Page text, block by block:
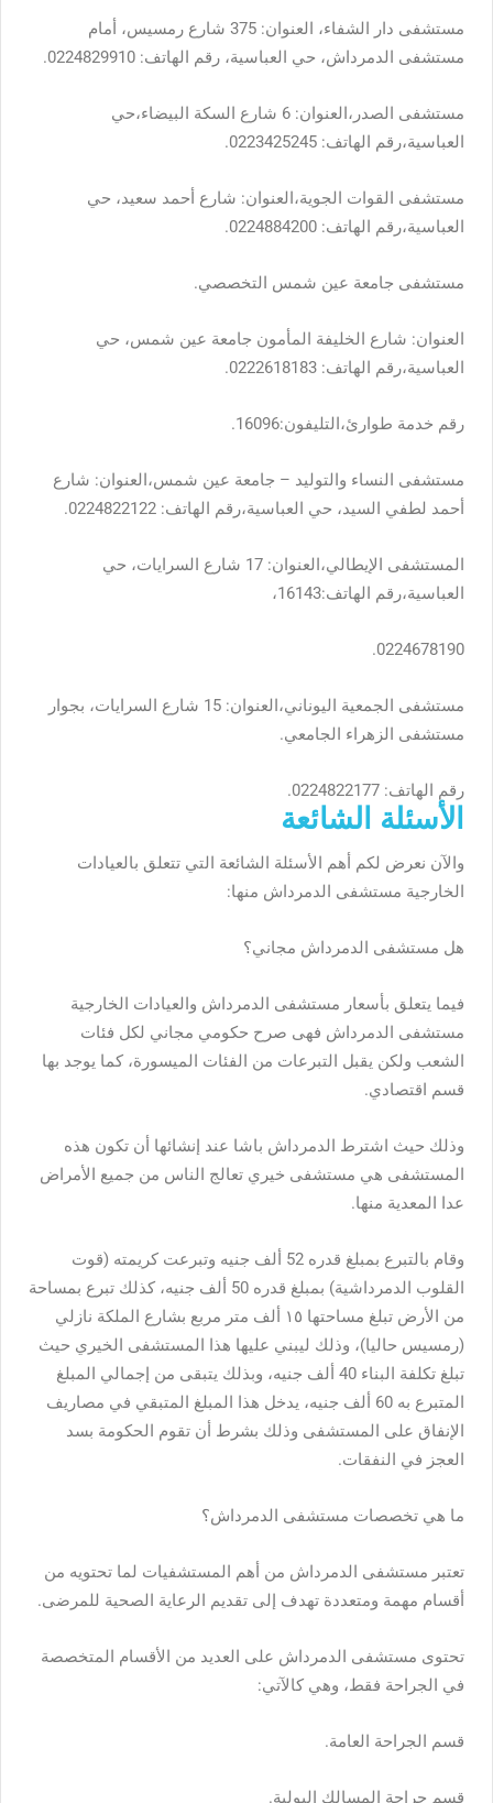
مستشفى دار الشفاء، العنوان: 375 شارع رمسيس، أمام
مستشفى الدمرداش، حي العباسية، رقم الهاتف: 0224829910.
مستشفى الصدر،العنوان: 6 شارع السكة البيضاء،حي
العباسية،رقم الهاتف: 0223425245.
مستشفى القوات الجوية،العنوان: شارع أحمد سعيد، حي
العباسية،رقم الهاتف: 0224884200.
مستشفى جامعة عين شمس التخصصي.
العنوان: شارع الخليفة المأمون جامعة عين شمس، حي
العباسية،رقم الهاتف: 0222618183.
رقم خدمة طوارئ،التليفون:16096.
مستشفى النساء والتوليد – جامعة عين شمس،العنوان: شارع
أحمد لطفي السيد، حي العباسية،رقم الهاتف: 0224822122.
المستشفى الإيطالي،العنوان: 17 شارع السرايات، حي
العباسية،رقم الهاتف:16143،
0224678190.
مستشفى الجمعية اليوناني،العنوان: 15 شارع السرايات، بجوار
مستشفى الزهراء الجامعي.
رقم الهاتف: 0224822177.
الأسئلة الشائعة
والآن نعرض لكم أهم الأسئلة الشائعة التي تتعلق بالعيادات
الخارجية مستشفى الدمرداش منها:
هل مستشفى الدمرداش مجاني؟
فيما يتعلق بأسعار مستشفى الدمرداش والعيادات الخارجية
مستشفى الدمرداش فهى صرح حكومي مجاني لكل فئات
الشعب ولكن يقبل التبرعات من الفئات الميسورة، كما يوجد بها
قسم اقتصادي.
وذلك حيث اشترط الدمرداش باشا عند إنشائها أن تكون هذه
المستشفى هي مستشفى خيري تعالج الناس من جميع الأمراض
عدا المعدية منها.
وقام بالتبرع بمبلغ قدره 52 ألف جنيه وتبرعت كريمته (قوت
القلوب الدمرداشية) بمبلغ قدره 50 ألف جنيه، كذلك تبرع بمساحة
من الأرض تبلغ مساحتها ١٥ ألف متر مربع بشارع الملكة نازلي
(رمسيس حاليا)، وذلك ليبني عليها هذا المستشفى الخيري حيث
تبلغ تكلفة البناء 40 ألف جنيه، وبذلك يتبقى من إجمالي المبلغ
المتبرع به 60 ألف جنيه، يدخل هذا المبلغ المتبقي في مصاريف
الإنفاق على المستشفى وذلك بشرط أن تقوم الحكومة بسد
العجز في النفقات.
ما هي تخصصات مستشفى الدمرداش؟
تعتبر مستشفى الدمرداش من أهم المستشفيات لما تحتويه من
أقسام مهمة ومتعددة تهدف إلى تقديم الرعاية الصحية للمرضى.
تحتوى مستشفى الدمرداش على العديد من الأقسام المتخصصة
في الجراحة فقط، وهي كالآتي:
قسم الجراحة العامة.
قسم جراحة المسالك البولية.